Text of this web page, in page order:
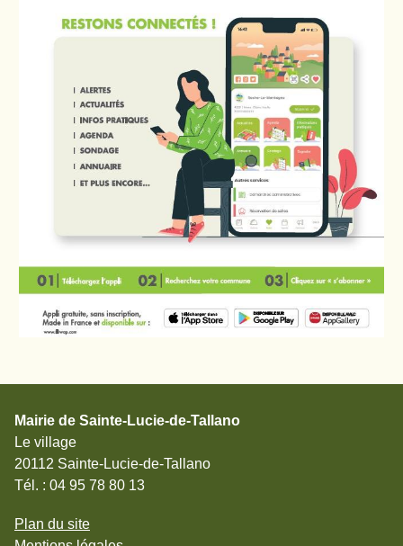
Mairie de Sainte-Lucie-de-Tallano
Le village
20112 Sainte-Lucie-de-Tallano
Tél. : 04 95 78 80 13
Plan du site